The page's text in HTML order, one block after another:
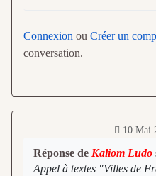
Connexion ou Créer un
conversation.
10 Mai
Réponse de Kaliom Ludo
Appel à textes "Villes de